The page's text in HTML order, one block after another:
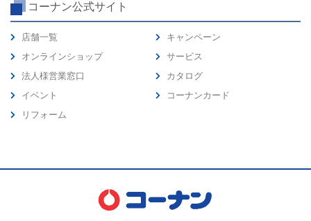
コーナン公式サイト
店舗一覧
オンラインショップ
法人様営業窓口
イベント
リフォーム
キャンペーン
サービス
カタログ
コーナンカード